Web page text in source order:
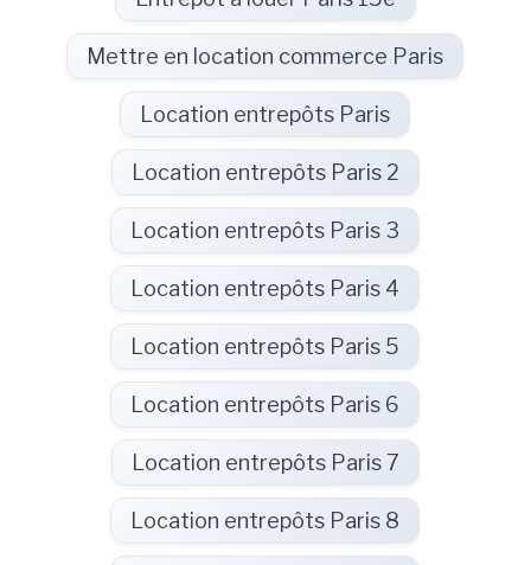
Mettre en location commerce Paris
Location entrepôts Paris
Location entrepôts Paris 2
Location entrepôts Paris 3
Location entrepôts Paris 4
Location entrepôts Paris 5
Location entrepôts Paris 6
Location entrepôts Paris 7
Location entrepôts Paris 8